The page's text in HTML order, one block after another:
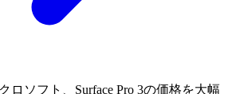
ロソフト、Surface Pro 3の価格を大幅